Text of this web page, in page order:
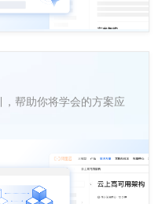
帮助你将学会的方案应